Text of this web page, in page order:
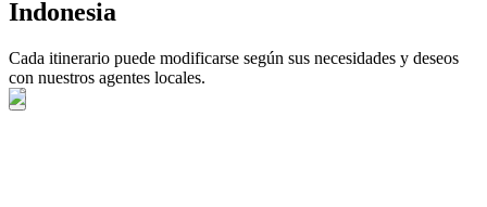
Indonesia
Cada itinerario puede modificarse según sus necesidades y deseos
con nuestros agentes locales.